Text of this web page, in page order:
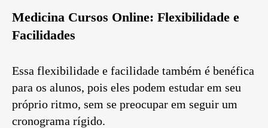
Medicina Cursos Online: Flexibilidade e
Facilidades
Essa flexibilidade e facilidade também é benéfica
para os alunos, pois eles podem estudar em seu
próprio ritmo, sem se preocupar em seguir um
cronograma rígido.